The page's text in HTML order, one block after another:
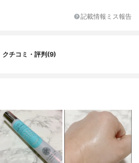
フルオロアセチルトリペプチド-2、PVP、
ロスポリマー、ポリソルベート60、イソス
ポリグリコール）エステル、キサンタンガ
ム、デキストラン
記載情報ミス報告
クチコミ・評判(9)